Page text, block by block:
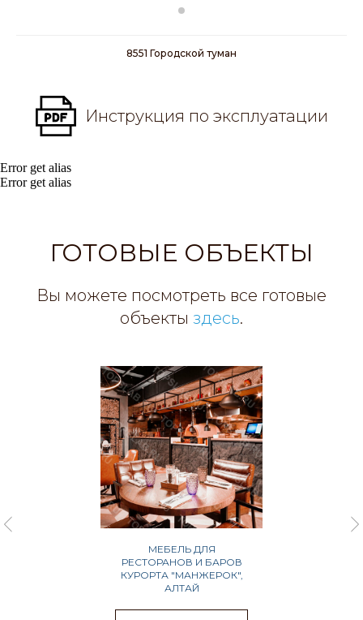
8551 Городской туман
Инструкция по эксплуатации
Error get alias
Error get alias
ГОТОВЫЕ ОБЪЕКТЫ
Вы можете посмотреть все готовые
объекты здесь.
МЕБЕЛЬ ДЛЯ
РЕСТОРАНОВ И БАРОВ
КУРОРТА "МАНЖЕРОК",
АЛТАЙ